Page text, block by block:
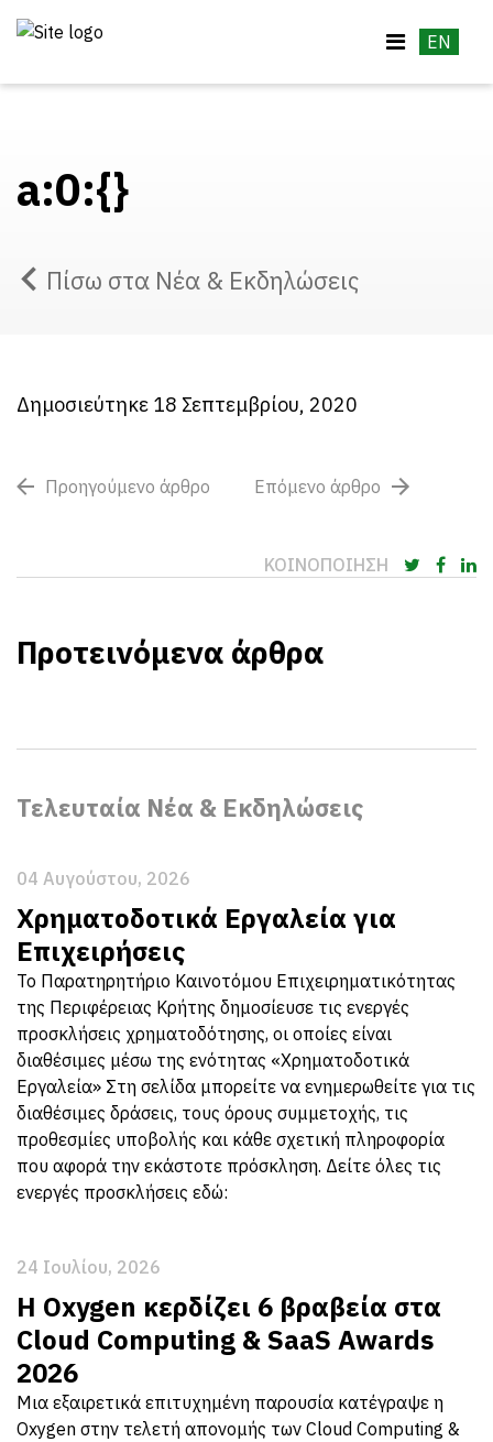
EN
a:0:{}
Πίσω στα Νέα & Εκδηλώσεις
Δημοσιεύτηκε 18 Σεπτεμβρίου, 2020
Προηγούμενο άρθρο Επόμενο άρθρο
ΚΟΙΝΟΠΟΙΗΣΗ
Προτεινόμενα άρθρα
Τελευταία Νέα & Εκδηλώσεις
04 Αυγούστου, 2026
Χρηματοδοτικά Εργαλεία για
Επιχειρήσεις
Το Παρατηρητήριο Καινοτόμου Επιχειρηματικότητας
της Περιφέρειας Κρήτης δημοσίευσε τις ενεργές
προσκλήσεις χρηματοδότησης, οι οποίες είναι
διαθέσιμες μέσω της ενότητας «Χρηματοδοτικά
Εργαλεία» Στη σελίδα μπορείτε να ενημερωθείτε για τις
διαθέσιμες δράσεις, τους όρους συμμετοχής, τις
προθεσμίες υποβολής και κάθε σχετική πληροφορία
που αφορά την εκάστοτε πρόσκληση. Δείτε όλες τις
ενεργές προσκλήσεις εδώ:
24 Ιουλίου, 2026
Η Oxygen κερδίζει 6 βραβεία στα
Cloud Computing & SaaS Awards
2026
Μια εξαιρετικά επιτυχημένη παρουσία κατέγραψε η
Oxygen στην τελετή απονομής των Cloud Computing &